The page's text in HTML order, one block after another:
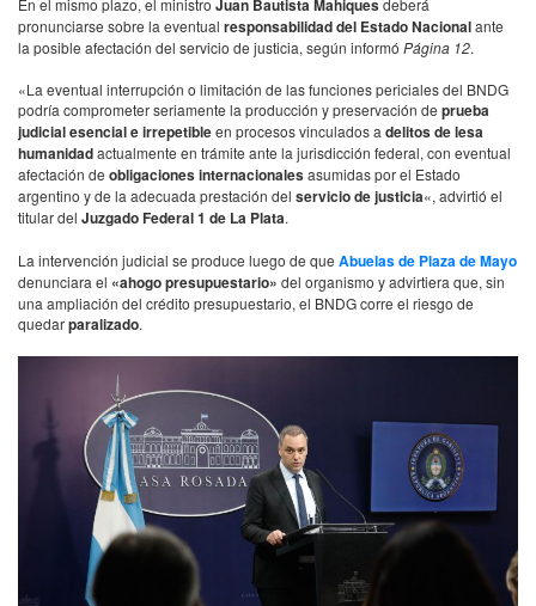
En el mismo plazo, el ministro Juan Bautista Mahiquesdeberá
pronunciarse sobre la eventual responsabilidad del Estado Nacionalante
la posible afectación del servicio de justicia, según informó Página 12.
«La eventual interrupción o limitación de las funciones periciales del BNDG
podría comprometer seriamente la producción y preservación de prueba
judicial esencial e irrepetibleen procesos vinculados a delitos de lesa
humanidadactualmente en trámite ante la jurisdicción federal, con eventual
afectación de obligaciones internacionalesasumidas por el Estado
argentino y de la adecuada prestación del servicio de justicia«, advirtió el
titular del Juzgado Federal 1 de La Plata.
La intervención judicial se produce luego de que Abuelas de Plaza de Mayo
denunciara el «ahogo presupuestario» del organismo y advirtiera que, sin
una ampliación del crédito presupuestario, el BNDG corre el riesgo de
quedarparalizado.